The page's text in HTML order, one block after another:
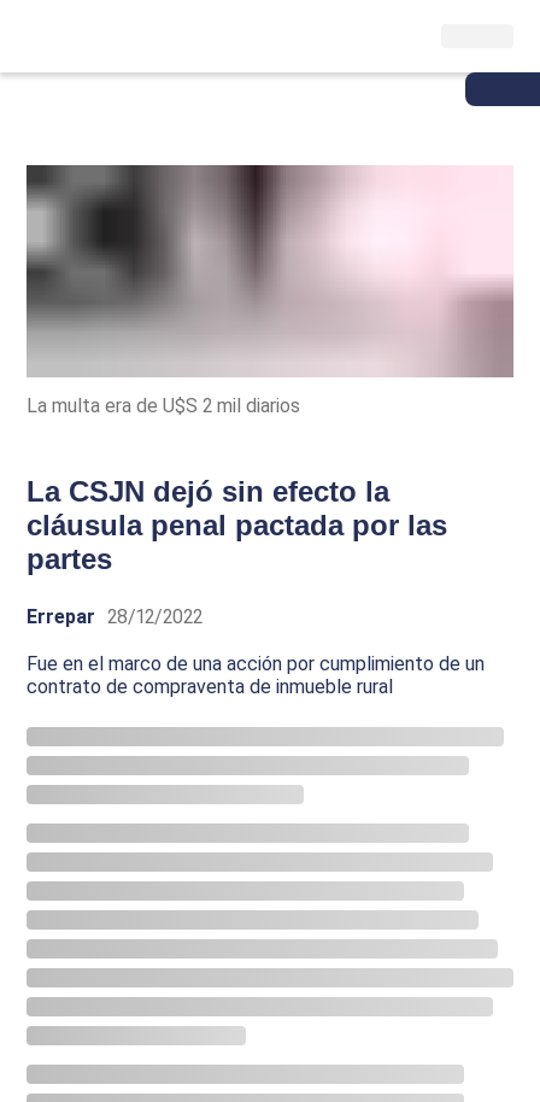
La multa era de U$S 2 mil diarios
La CSJN dejó sin efecto la
cláusula penal pactada por las
partes
Errepar 28/12/2022
Fue en el marco de una acción por cumplimiento de un
contrato de compraventa de inmueble rural